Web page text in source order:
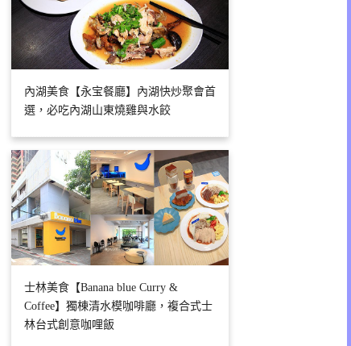
內湖美食【永宝餐廳】內湖快炒聚會首
選，必吃內湖山東燒雞與水餃
士林美食【Banana blue Curry &
Coffee】獨棟清水模咖啡廳，複合式士
林台式創意咖哩飯